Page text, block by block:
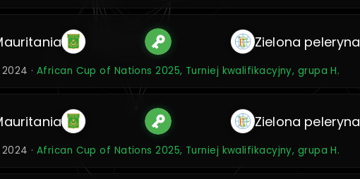
Zielona peleryna
· African Cup of Nations 2025, Turniej kwalifikacyjny, grupa H.
Zielona peleryna
· African Cup of Nations 2025, Turniej kwalifikacyjny, grupa H.